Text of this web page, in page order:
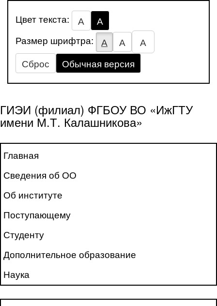
Цвет текста: А
А
Размер шрифтра:
А А
А
Сброс
Обычная версия
ГИЭИ (филиал) ФГБОУ ВО «ИжГТУ
имени М.Т. Калашникова»
Главная
Сведения об ОО
Об институте
Поступающему
Студенту
Дополнительное образование
Наука